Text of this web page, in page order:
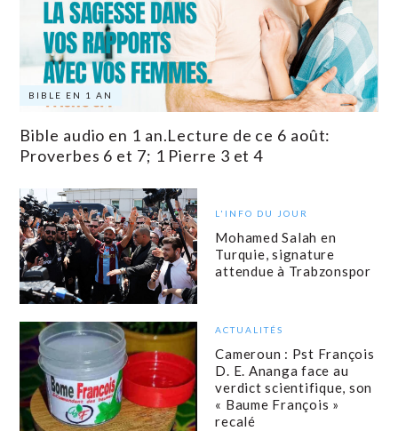
BIBLE EN 1 AN
Bible audio en 1 an.Lecture de ce 6 août:
Proverbes 6 et 7; 1 Pierre 3 et 4
L'INFO DU JOUR
Mohamed Salah en
Turquie, signature
attendue à Trabzonspor
ACTUALITÉS
Cameroun : Pst François
D. E. Ananga face au
verdict scientifique, son
« Baume François »
recalé